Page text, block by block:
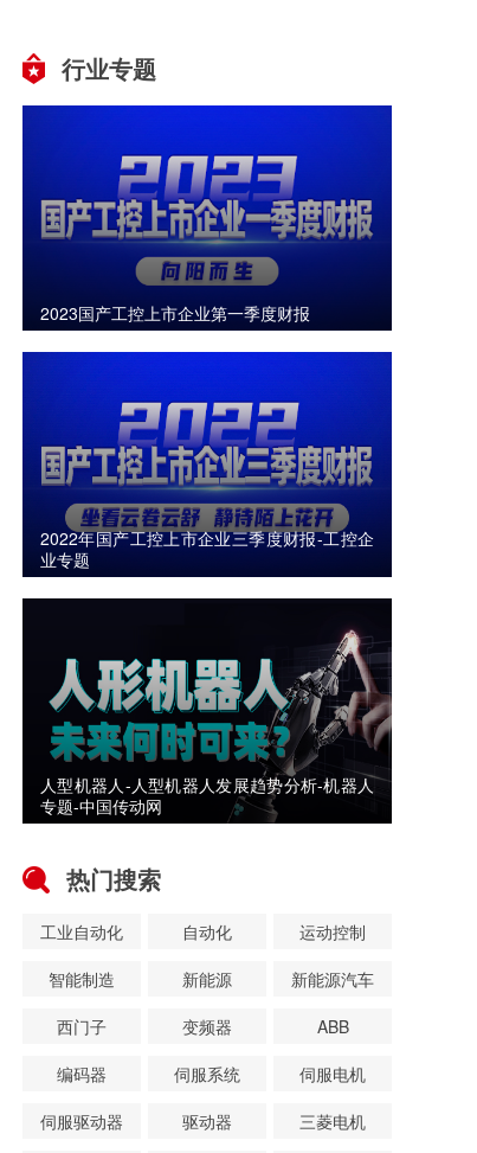
行业专题
2023国产工控上市企业第一季度财报
2022年国产工控上市企业三季度财报-工控企
业专题
人型机器人-人型机器人发展趋势分析-机器人
专题-中国传动网
热门搜索
工业自动化 自动化
运动控制
智能制造
新能源
新能源汽车
西门子
变频器
ABB
编码器
伺服系统
伺服电机
伺服驱动器
驱动器
三菱电机